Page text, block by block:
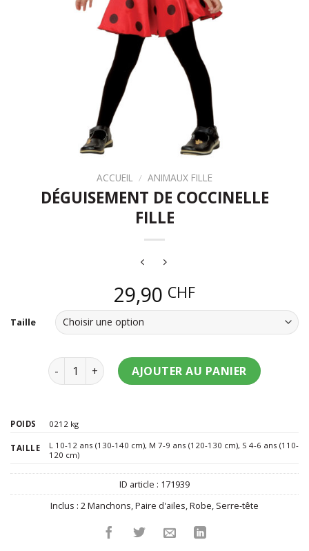
ACCUEIL / ANIMAUX FILLE
DÉGUISEMENT DE COCCINELLE
FILLE
29,90 CHF
Taille
quantité de Déguisement de coccinelle fille
AJOUTER AU PANIER
POIDS 0212 kg
TAILLE L 10-12 ans (130-140 cm), M 7-9 ans (120-130 cm), S 4-6 ans (110-
120 cm)
ID article : 171939
Inclus : 2 Manchons,Paire d'ailes,Robe, Serre-tête